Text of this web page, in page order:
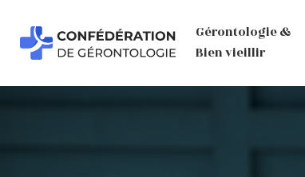
Gérontologie &
Bien vieillir